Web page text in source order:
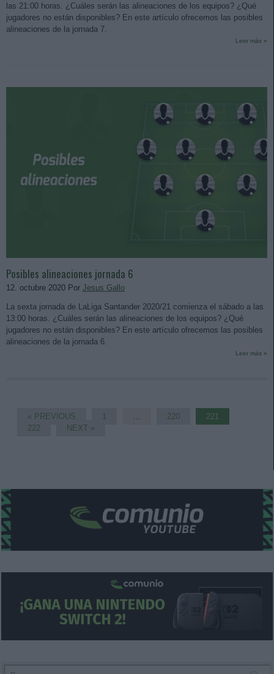
las 21:00 horas. ¿Cuáles serán las alineaciones de los equipos? ¿Qué
jugadores no están disponibles? En este artículo ofrecemos las posibles
alineaciones de la jornada 7.
Leer más »
Posibles alineaciones jornada 6
12. octubre 2020 Por Jesus Gallo
La sexta jornada de LaLiga Santander 2020/21 comienza el sábado a las
13:00 horas. ¿Cuáles serán las alineaciones de los equipos? ¿Qué
jugadores no están disponibles? En este artículo ofrecemos las posibles
alineaciones de la jornada 6.
Leer más »
« PREVIOUS 1 220
221
222
NEXT »